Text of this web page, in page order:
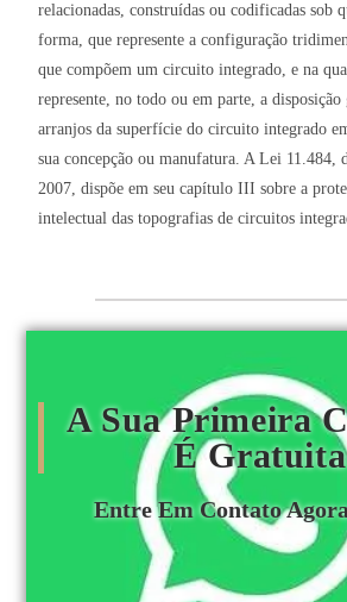
relacionadas, construídas ou codificadas sob
forma, que represente a configuração
que compõem um circuito integrado, e na
represente, no todo ou em parte, a
arranjos da superfície do circuito integrado
sua concepção ou manufatura. A Lei 11.484,
2007, dispõe em seu capítulo III sobre a
intelectual das topografias de circuitos
A Sua Primeira
É
Entre Em Contato